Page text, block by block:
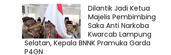
Dilantik Jadi Ketua
Majelis Pembimbing
Saka Anti Narkoba
Kwarcab Lampung
Selatan, Kepala BNNK Pramuka Garda
P4GN